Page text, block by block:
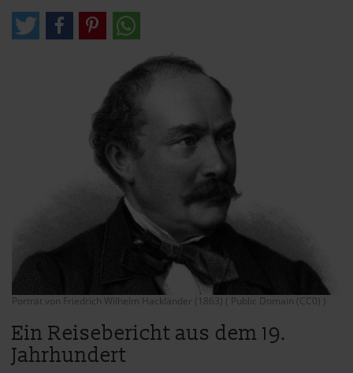
Porträt von Friedrich Wilhelm Hackländer (1863) ( Public Domain (CC0) )
Ein Reisebericht aus dem 19.
Jahrhundert